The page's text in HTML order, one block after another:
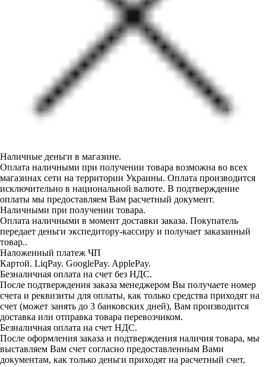
Наличные деньги в магазине.
Оплата наличными при получении товара возможна во всех
магазинах сети на территории Украины. Оплата производится
исключительно в национальной валюте. В подтверждение
оплаты мы предоставляем Вам расчетный документ.
Наличными при получении товара.
Оплата наличными в момент доставки заказа. Покупатель
передает деньги экспедитору-кассиру и получает заказанный
товар..
Наложенный платеж ЧП
Картой. LiqPay. GooglePay. ApplePay.
Безналичная оплата на счет без НДС.
После подтверждения заказа менеджером Вы получаете номер
счета и реквизиты для оплаты, как только средства приходят на
счет (может занять до 3 банковских дней), Вам производится
доставка или отправка товара перевозчиком.
Безналичная оплата на счет НДС.
После оформления заказа и подтверждения наличия товара, мы
выставляем Вам счет согласно предоставленным Вами
документам, как только деньги приходят на расчетный счет,